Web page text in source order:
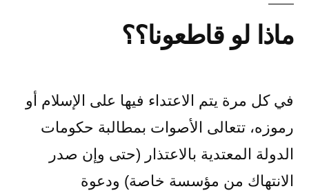
ماذا لو قاطعونا؟؟
في كل مرة يتم الاعتداء فيها على الإسلام أو
رموزه، تتعالى الأصوات بمطالبة حكومات
الدولة المعتدية بالاعتذار (حتى وإن صدر
الانتهاك من مؤسسة خاصة) ودعوة